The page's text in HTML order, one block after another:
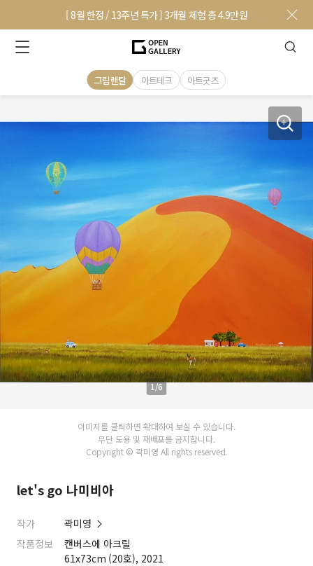
[ 8월 한정 / 13주년 특가 ] 3개월 체험 총 4.9만원
그림렌탈 아트테크 아트굿즈
1/6
이미지를 클릭하면 확대하여 보실 수 있습니다.
무단 도용 및 재배포를 금지합니다.
Copyright © 곽미영 All rights reserved.
let's go 나미비아
작가
곽미영
작품정보
캔버스에 아크릴
61x73cm (20호), 2021